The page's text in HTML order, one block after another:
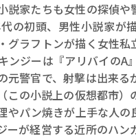
説家たちも女性の探偵
の初頭、男性小説家が
グラフトンが描く女性
ンジーは『アリバイのA
元警官で、射撃は出来
この小説上の仮想都市
やパン焼きが上手な人
ーが経営する近所のハ